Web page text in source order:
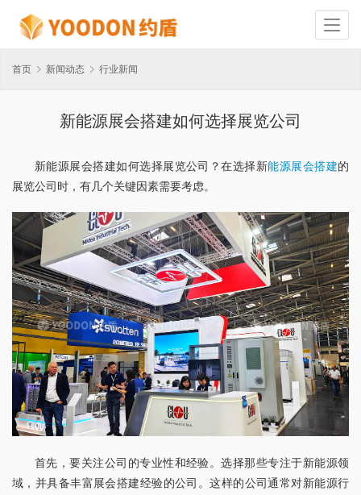
首页 新闻动态 行业新闻
新能源展会搭建如何选择展览公司
新能源展会搭建如何选择展览公司？在选择新能源展会搭建的
展览公司时，有几个关键因素需要考虑。
首先，要关注公司的专业性和经验。选择那些专注于新能源领
域，并具备丰富展会搭建经验的公司。这样的公司通常对新能源行